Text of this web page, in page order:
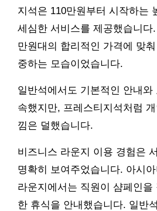
지석은 110만원부터 시작하는
세심한 서비스를 제공했습니다
만원대의 합리적인 가격에 맞
중하는 모습이었습니다.
일반석에서도 기본적인 안내와
속했지만, 프레스티지석처럼
낌은 덜했습니다.
비즈니스 라운지 이용 경험은
명확히 보여주었습니다. 아시
라운지에서는 직원이 샴페인
한 휴식을 안내했습니다. 일반